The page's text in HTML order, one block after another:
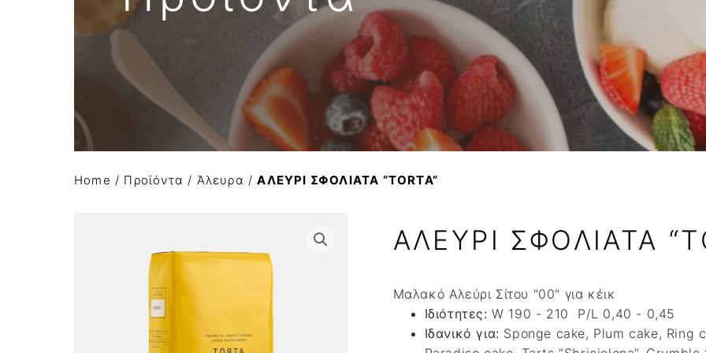
Βούτυρο αγελαδινό
Βούτυρο πρόβειο-
Γιαούρτι
Τυρί κρέμα
ΚΟΚΚΟΙ ΚΑΚΑΟ
Βούτυρο κακάο
Απομιμήσεις σοκολάτας
Α Ύλες Παγωτού
Variegato
Σιρόπια
Προϊόντα κάστανου
Φρούτα σε σιρόπι-confit φρούτων AGRIMONTANA
Κατεψυγμένα φρούτα και πουρέ φρούτων
Έτοιμο χειροποίητο gelato
Home / Προϊόντα / Άλευρα /ΑΛΕΥΡΙ ΣΦΟΛΙΑΤΑ “TORTA”
ΑΛΕΥΡΙ ΣΦΟΛΙΑΤΑ
Μαλακό Αλεύρι Σίτου "00" για κέικ
Ιδιότητες: W 190 - 210 P/L 0,40 - 0,45
Ιδανικό για: Sponge cake, Plum cake, Ring